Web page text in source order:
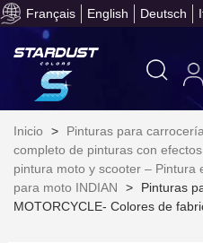
Français English Deutsch
Inicio > Pinturas para
completo de pinturas con
pintura moto y scooter – Pintura
para moto INDIAN
>
Pinturas
MOTORCYCLE- Colores de